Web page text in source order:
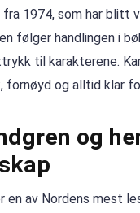
fra 1974, som har blitt
følger handlingen i
til karakterene.
fornøyd og alltid klar
og
en av Nordens mest